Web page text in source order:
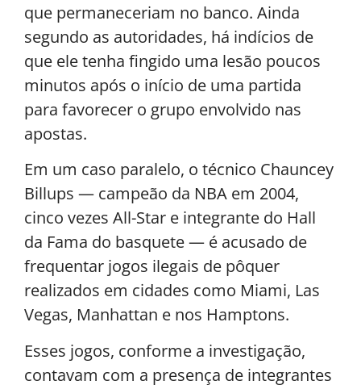
que permaneceriam no banco. Ainda
segundo as autoridades, há indícios de
que ele tenha fingido uma lesão poucos
minutos após o início de uma partida
para favorecer o grupo envolvido nas
apostas.
Em um caso paralelo, o técnico Chauncey
Billups — campeão da NBA em 2004,
cinco vezes All-Star e integrante do Hall
da Fama do basquete — é acusado de
frequentar jogos ilegais de pôquer
realizados em cidades como Miami, Las
Vegas, Manhattan e nos Hamptons.
Esses jogos, conforme a investigação,
contavam com a presença de integrantes